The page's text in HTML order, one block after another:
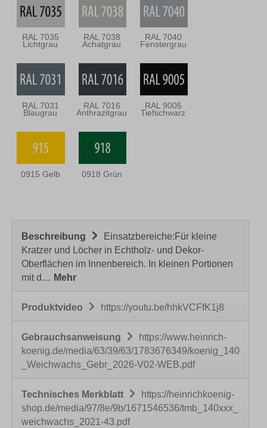
RAL 7035
Lichtgrau
RAL 7038
Achatgrau
RAL 7040
Fenstergrau
RAL 7031
Blaugrau
RAL 7016
Anthrazitgrau
RAL 9005
Tiefschwarz
0915 Gelb 0918 Grün
Beschreibung
Einsatzbereiche:Für kleine
Kratzer und Löcher in Echtholz- und Dekor-
Oberflächen im Innenbereich. In kleinen Portionen
mit d… Mehr
Produktvideo https://youtu.be/hhkVCFfK1j8
Gebrauchsanweisung
https://www.heinrich-
koenig.de/media/63/39/63/1783676349/koenig_140
_Weichwachs_Gebr_2026-V02-WEB.pdf
Technisches Merkblatt
https://heinrichkoenig-
shop.de/media/97/8e/9b/1671546536/tmb_140xxx_
weichwachs_2021-43.pdf